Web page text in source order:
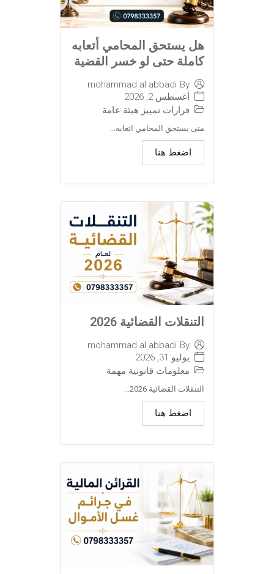
هل يستحق المحامي أتعابه
كاملة حتى لو خسر القضية
By
mohammad al abbadi
أغسطس 2, 2026
قرارات تمييز هيئة عامة
متى يستحق المحامي اتعابه...
اضغط هنا
التنقلات القضائية 2026
By
mohammad al abbadi
يوليو 31, 2026
معلومات قانونية مهمة
التنقلات القضائية 2026...
اضغط هنا